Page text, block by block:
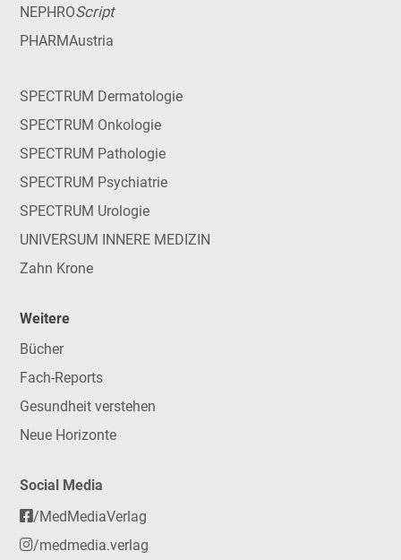
NEPHROScript
PHARMAustria
SPECTRUM Dermatologie
SPECTRUM Onkologie
SPECTRUM Pathologie
SPECTRUM Psychiatrie
SPECTRUM Urologie
UNIVERSUM INNERE MEDIZIN
Zahn Krone
Weitere
Bücher
Fach-Reports
Gesundheit verstehen
Neue Horizonte
Social Media
/MedMediaVerlag
/medmedia.verlag